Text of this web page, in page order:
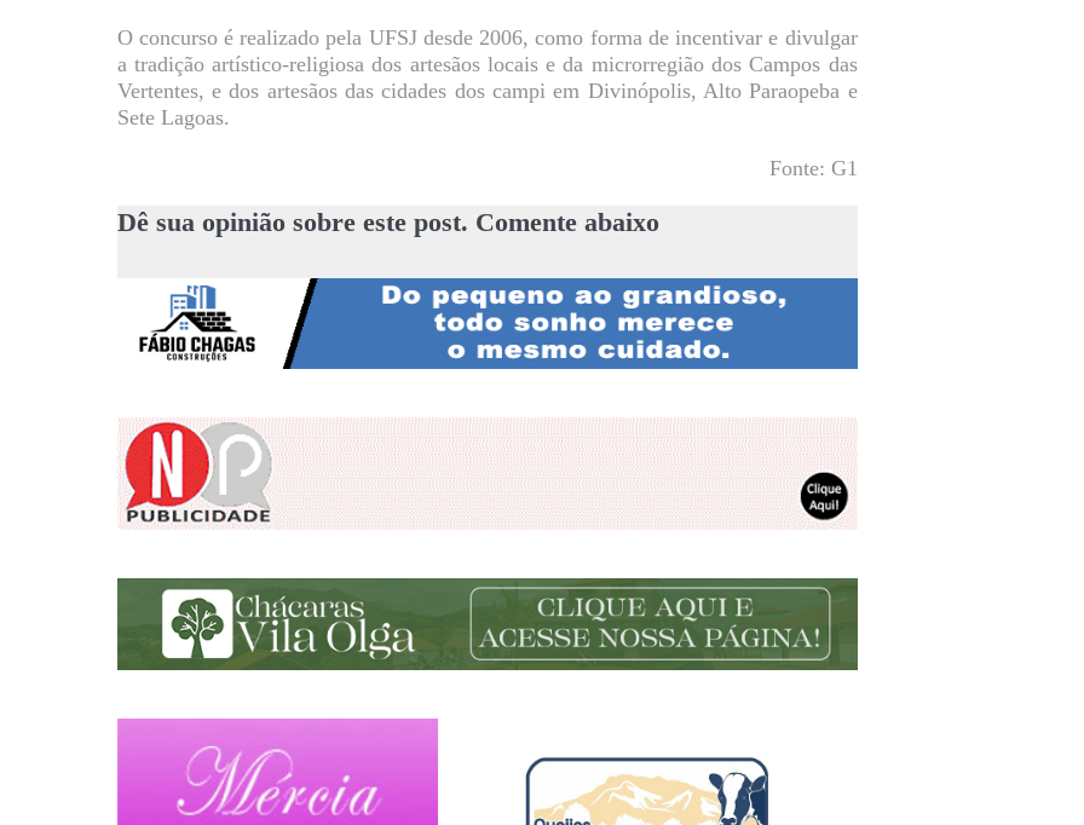
O concurso é realizado pela UFSJ desde 2006, como forma de incentivar e divulgar
a tradição artístico-religiosa dos artesãos locais e da microrregião dos Campos das
Vertentes, e dos artesãos das cidades dos campi em Divinópolis, Alto Paraopeba e
Sete Lagoas.
Fonte: G1
Dê sua opinião sobre este post. Comente abaixo